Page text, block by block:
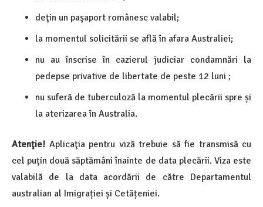
deţin un paşaport românesc valabil;
la momentul solicitării se află în afara Australiei;
nu au înscrise în cazierul judiciar condamnări la
pedepse privative de libertate de peste 12 luni ;
nu suferă de tuberculoză la momentul plecării spre și
la aterizarea în Australia.
Atenţie! Aplicaţia pentru viză trebuie să fie transmisă cu
cel puţin două săptămâni înainte de data plecării. Viza este
valabilă de la data acordării de către Departamentul
australian al Imigrației și Cetățeniei.